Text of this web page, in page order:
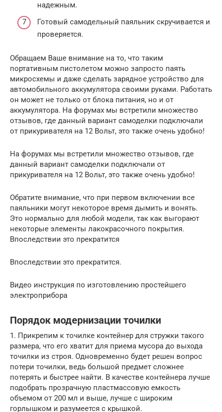
надежным.
Готовый самодельный паяльник скручивается и
проверяется.
Обращаем Ваше внимание на то, что таким
портативным пистолетом можно запросто паять
микросхемы и даже сделать зарядное устройство для
автомобильного аккумулятора своими руками. Работать
он может не только от блока питания, но и от
аккумулятора. На форумах мы встретили множество
отзывов, где данный вариант самоделки подключали
от прикуривателя на 12 Вольт, это также очень удобно!
На форумах мы встретили множество отзывов, где
данный вариант самоделки подключали от
прикуривателя на 12 Вольт, это также очень удобно!
Обратите внимание, что при первом включении все
паяльники могут некоторое время дымить и вонять.
Это нормально для любой модели, так как выгорают
некоторые элементы лакокрасочного покрытия.
Впоследствии это прекратится
Впоследствии это прекратится.
Видео инструкция по изготовлению простейшего
электроприбора
Порядок модернизации точилки
1. Прикрепим к точилке контейнер для стружки такого
размера, что его хватит для приема мусора до выхода
точилки из строя. Одновременно будет решен вопрос
потери точилки, ведь большой предмет сложнее
потерять и быстрее найти. В качестве контейнера лучше
подобрать прозрачную пластмассовую емкость
объемом от 200 мл и выше, лучше с широким
горлышком и разумеется с крышкой.